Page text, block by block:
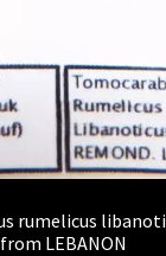
rumelicus
from LEBANON